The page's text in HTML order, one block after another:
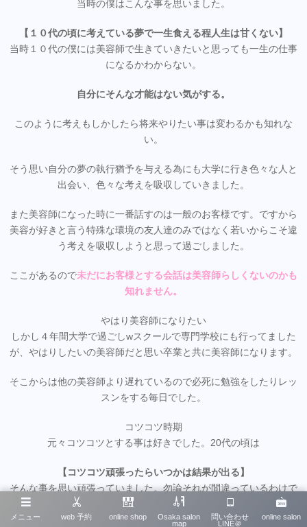
当時の僕はこんな事を思いました。
【１０代の頃に考えている夢で一生食える程人生は甘くない】
当時１０代の僕には美容師で生きていきたいと思っても一生の仕事
になるかわからない。
自分にそんな才能はない気がする。
このように考えもしかしたら将来やりたい事は変わるかも知れな
い。
そう思い自分の夢の執行猶予を与える為にも大学に行き色々な人と
出会い、色々な考えを吸収していきました。
また美容師になった時に一番話すのは一般のお客様です。ですから
美容が好きと言う特殊な環境の友人達のみではなく若いからこそ違
う考えを吸収しようと思って過ごしました。
ここがあるので未だにお客様とする会話は美容師らしくないのかも
知れません。
やはり美容師になりたい
しかし４年間大学で過ごしwスクールで専門学校にも行ってました
が、やはりしたいの美容師だと思い卒業と共に美容師になります。
そこからは他の美容師より遅れているので必死に勉強をしたりレッ
スンをする毎日でした。
コツコツ時期
元々コツコツとする事は好きでした。20代の頃は
【コツコツ頑張ったらいつかは結果が出る】
そんな事を思い頑張っていました。勿論それが間違っているわけで
はないのですが
ただそれは誰もがしています
メニュー web 予約 online shop
Osaka salon
map
問い合わせ
LINE＠
online salon